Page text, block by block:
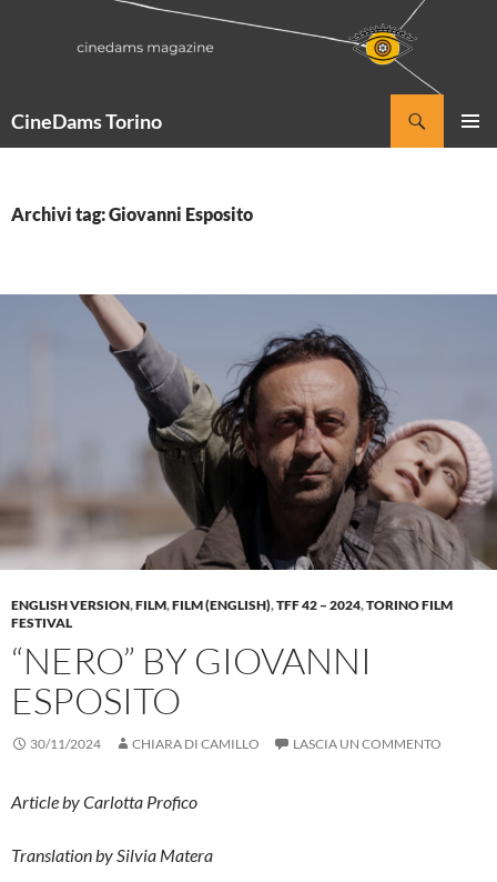
CineDams Torino
Archivi tag: Giovanni Esposito
ENGLISH VERSION,FILM,FILM (ENGLISH),TFF 42 – 2024,TORINO FILM
FESTIVAL
“NERO” BY GIOVANNI
ESPOSITO
30/11/2024 CHIARA DI CAMILLO LASCIA UN COMMENTO
Article by Carlotta Profico
Translation by Silvia Matera